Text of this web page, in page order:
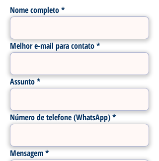
Nome completo
Melhor e-mail para contato
Assunto
Número de telefone (WhatsApp)
Mensagem